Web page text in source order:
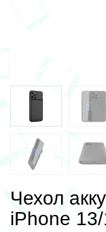
Чехол
iPhone